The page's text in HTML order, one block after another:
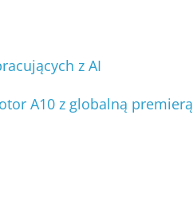
z AI
A10 z globalną premierą